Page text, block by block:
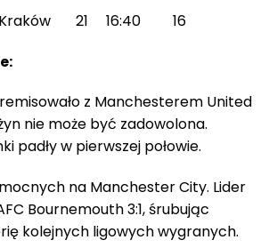
Kraków 21 16:40 16
z Manchesterem United
nie może być zadowolona.
padły w pierwszej połowie.
na Manchester City. Lider
Bournemouth 3:1, śrubując
kolejnych ligowych wygranych.